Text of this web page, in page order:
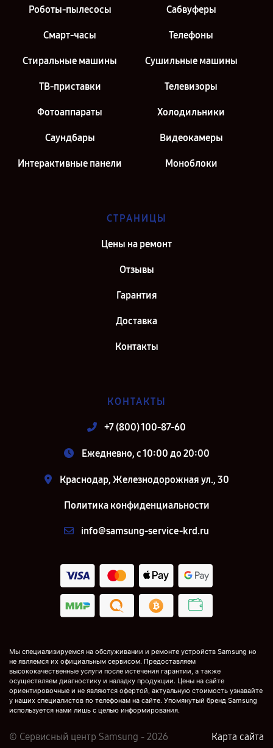
Роботы-пылесосы Сабвуферы
Смарт-часы Телефоны
Стиральные машины Сушильные машины
ТВ-приставки Телевизоры
Фотоаппараты Холодильники
Саундбары Видеокамеры
Интерактивные панели Моноблоки
СТРАНИЦЫ
Цены на ремонт
Отзывы
Гарантия
Доставка
Контакты
КОНТАКТЫ
+7 (800) 100-87-60
Ежедневно, с 10:00 до 20:00
Краснодар, Железнодорожная ул., 30
Политика конфиденциальности
info@samsung-service-krd.ru
Мы специализируемся на обслуживании и ремонте устройств Samsung но
не являемся их официальным сервисом. Предоставляем
высококачественные услуги после истечения гарантии, а также
осуществляем диагностику и наладку продукции. Цены на сайте
ориентировочные и не являются офертой, актуальную стоимость узнавайте
у наших специалистов по телефонам на сайте. Упомянутый бренд Samsung
используется нами лишь с целью информирования.
© Сервисный центр Samsung - 2026 Карта сайта